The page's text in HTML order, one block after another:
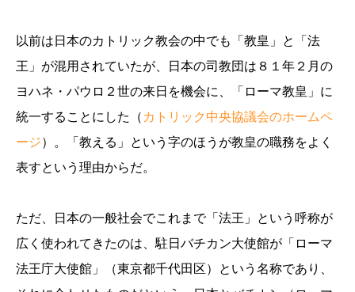
以前は日本のカトリック教会の中でも「教皇」と「法
王」が混用されていたが、日本の司教団は８１年２月の
ヨハネ・パウロ２世の来日を機会に、「ローマ教皇」に
統一することにした（ カトリック中央協議会のホームペ
ージ）。「教える」という字のほうが教皇の職務をよく
表すという理由からだ。
ただ、日本の一般社会でこれまで「法王」という呼称が
広く使われてきたのは、駐日バチカン大使館が「ローマ
法王庁大使館」（東京都千代田区）という名称であり、